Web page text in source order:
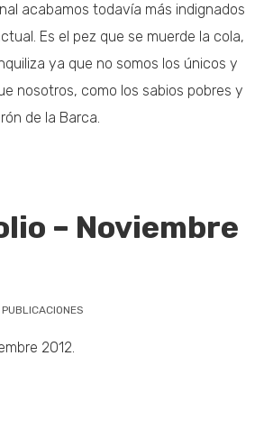
acabamos todavía más indignados
Es el pez que se muerde la cola,
ya que no somos los únicos y
nosotros, como los sabios pobres y
de la Barca.
– Noviembre
PUBLICACIONES
2012.